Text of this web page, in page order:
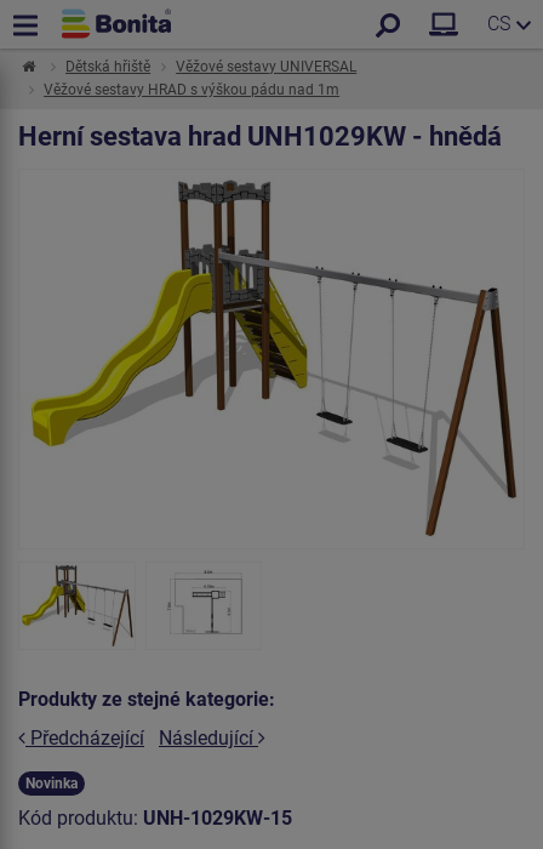
CS
Dětská hřiště
Věžové sestavy UNIVERSAL
Věžové sestavy HRAD s výškou pádu nad 1m
Herní sestava hrad UNH1029KW - hnědá
Produkty ze stejné kategorie:
Předcházející
Následující
Novinka
Kód produktu: UNH-1029KW-15